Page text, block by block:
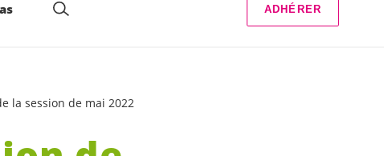
ADHÉRER
la session de mai 2022